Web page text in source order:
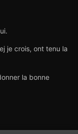
je crois, ont tenu la
la bonne